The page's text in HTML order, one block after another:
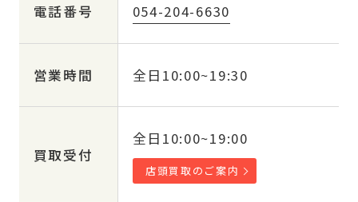
電話番号 054-204-6630
営業時間 全日10:00~19:30
買取受付
全日10:00~19:00
店頭買取のご案内